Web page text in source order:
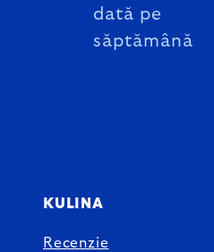
dată pe
săptămână
KULINA
Recenzie